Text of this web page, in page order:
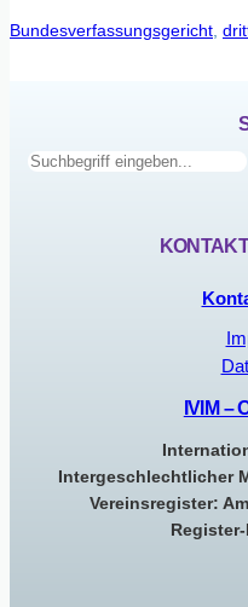
Bundesverfassungsgericht
Suchen
IVIM –
Intergeschlechtlicher
Vereinsregister:
Register-